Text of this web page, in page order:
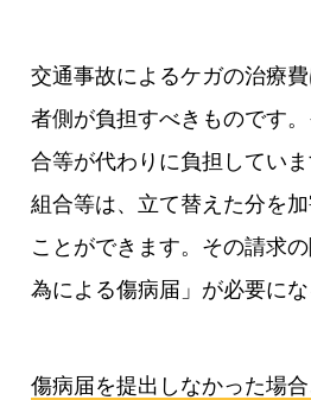
交通事故によるケガの治療
者側が負担すべきものです
合等が代わりに負担してい
組合等は、立て替えた分を
ことができます。その請求
為による傷病届」が必要にな
傷病届を提出しなかった場